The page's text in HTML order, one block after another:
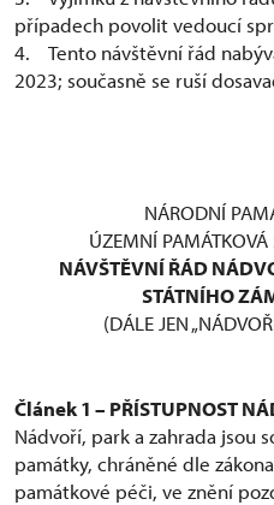
případech povolit vedoucí
4. Tento návštěvní řád
2023; současně se ruší
NÁRODNÍ
ÚZEMNÍ PAMÁTKOVÁ
NÁVŠTĚVNÍ ŘÁD
STÁTNÍHO
(DÁLE JEN
Článek 1 – PŘÍSTUPNOST
Nádvoří, park a zahrada jsou
památky, chráněné dle
památkové péči, ve znění